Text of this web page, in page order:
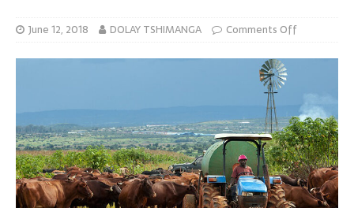
June 12, 2018 DOLAY TSHIMANGA Comments Off